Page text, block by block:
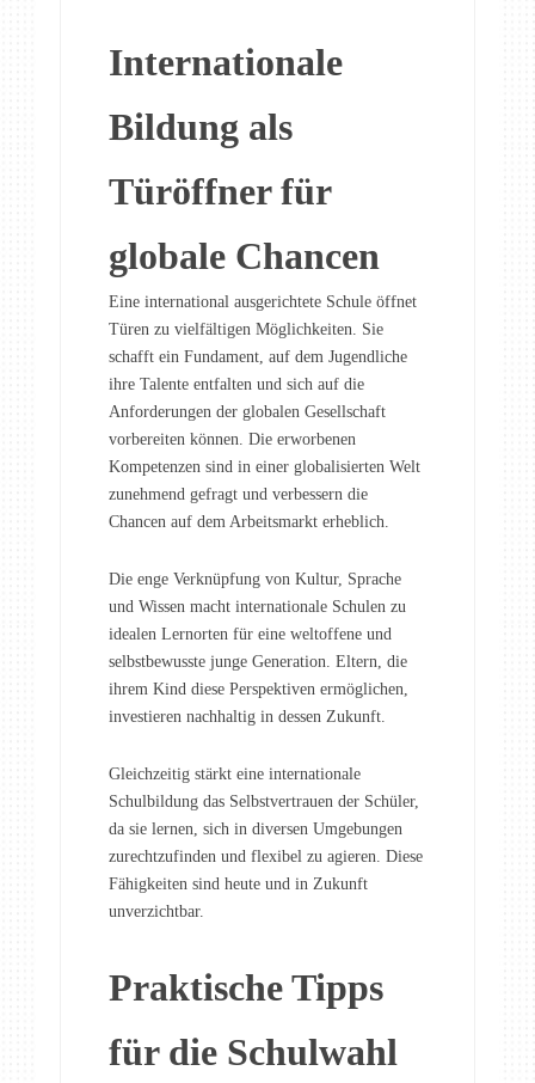
Internationale
Bildung als
Türöffner für
globale Chancen
Eine international ausgerichtete Schule öffnet
Türen zu vielfältigen Möglichkeiten. Sie
schafft ein Fundament, auf dem Jugendliche
ihre Talente entfalten und sich auf die
Anforderungen der globalen Gesellschaft
vorbereiten können. Die erworbenen
Kompetenzen sind in einer globalisierten Welt
zunehmend gefragt und verbessern die
Chancen auf dem Arbeitsmarkt erheblich.
Die enge Verknüpfung von Kultur, Sprache
und Wissen macht internationale Schulen zu
idealen Lernorten für eine weltoffene und
selbstbewusste junge Generation. Eltern, die
ihrem Kind diese Perspektiven ermöglichen,
investieren nachhaltig in dessen Zukunft.
Gleichzeitig stärkt eine internationale
Schulbildung das Selbstvertrauen der Schüler,
da sie lernen, sich in diversen Umgebungen
zurechtzufinden und flexibel zu agieren. Diese
Fähigkeiten sind heute und in Zukunft
unverzichtbar.
Praktische Tipps
für die Schulwahl